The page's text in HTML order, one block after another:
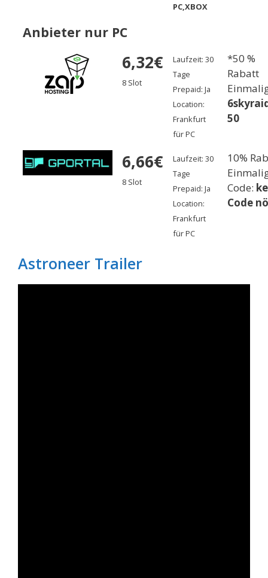
PC,XBOX
Anbieter nur PC
6,32€
8 Slot
Laufzeit: 30
Tage
Prepaid: Ja
Location:
Frankfurt
für PC
*50 %
Rabatt
50
6,66€
8 Slot
Laufzeit: 30
Tage
Prepaid: Ja
Location:
Frankfurt
für PC
10%
Code:
Code
Astroneer Trailer